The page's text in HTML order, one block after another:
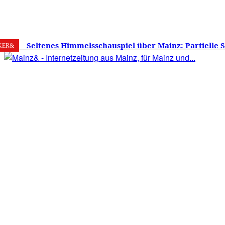
6. August 2026 29 Mainz
Seltenes Himmelsschauspiel über Mainz: Partielle
am 12. August 2026 – Sonne zu etwa 88 Prozent